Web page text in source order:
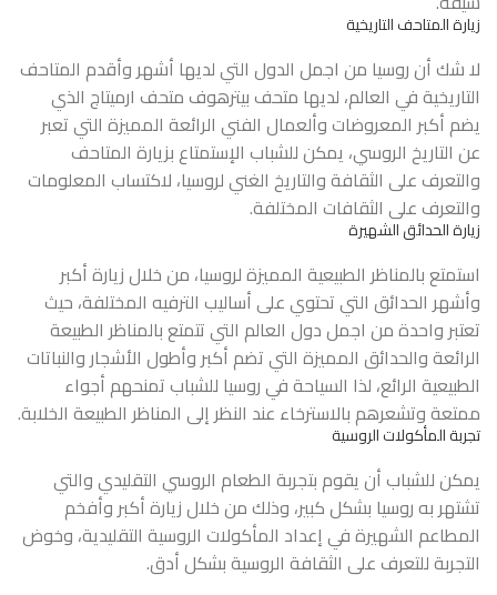
زيارة المتاحف التاريخية
لا شك أن روسيا من اجمل الدول التي لديها أشهر وأقدم المتاحف
التاريخية في العالم، لديها متحف بيترهوف متحف ارميتاج الذي
يضم أكبر المعروضات وألعمال الفني الرائعة المميزة التي تعبر
عن التاريخ الروسي، يمكن للشباب الإستمتاع بزيارة المتاحف
والتعرف على الثقافة والتاريخ الغني لروسيا، لاكتساب المعلومات
والتعرف على الثقافات المختلفة.
زيارة الحدائق الشهيرة
استمتع بالمناظر الطبيعية المميزة لروسيا، من خلال زيارة أكبر
وأشهر الحدائق التي تحتوي على أساليب الترفيه المختلفة، حيث
تعتبر واحدة من اجمل دول العالم التي تتمتع بالمناظر الطبيعة
الرائعة والحدائق المميزة التي تضم أكبر وأطول الأشجار والنباتات
الطبيعية الرائع، لذا السياحة في روسيا للشباب تمنحهم أجواء
ممتعة وتشعرهم بالاسترخاء عند النظر إلى المناظر الطبيعة الخلابة.
تجربة المأكولات الروسية
يمكن للشباب أن يقوم بتجربة الطعام الروسي التقليدي والتي
تشتهر به روسيا بشكل كبير، وذلك من خلال زيارة أكبر وأفخم
المطاعم الشهيرة في إعداد المأكولات الروسية التقليدية، وخوض
التجربة للتعرف على الثقافة الروسية بشكل أدق.